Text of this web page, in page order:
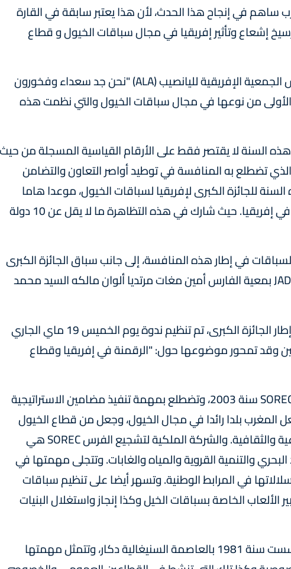
في إنجاح هذا الحدث، لأن هذا يعتبر سابقة في القارة
إشعاع وتأثير إفريقيا في مجال سباقات الخيول و قطاع
من جهته، قال السيد درامان كوليبالي، رئيس الجمعية الإفريقية لليانصيب (ALA) "نحن جد سعداء وفخورون
الأولى من نوعها في مجال سباقات الخيول والتي نظمت هذه
هذه السنة لا يقتصر فقط على الأرقام القياسية المسجلة من حيث
تضطلع به المنافسة في توطيد أواصر التعاون والتضامن
للجائزة الكبرى لإفريقيا لسباقات الخيول، موعدا هاما
بامتياز لالتقاء رواد ومحبي سباقات الخيول في إفريقيا. حيث شارك في هذه التظاهرة ما لا يقل عن 10 دولة
في إطار هذه المنافسة، إلى جانب سباق الجائزة الكبرى
لإفريقيا الرئيسي الذي فاز به فرس JAD GRINE بمعية الفارس أمين مغات مرتديا ألوان مالكه السيد محمد
وعلى هامش سباقات الخيل المنظمة في إطار الجائزة الكبرى، تم تنظيم ندوة يوم الخميس 19 ماي الجاري
وقد تمحور موضوعها حول: "الرقمنة في إفريقيا وقطاع
وتأسست الشركة الملكية لتشجيع الفرس SOREC سنة 2003، وتضطلع بمهمة تنفيذ مضامين الاستراتيجية
المغرب بلدا رائدا في مجال الخيول، وجعل من قطاع الخيول
قطاعا محركا للتنمية الاقتصادية والاجتماعية والثقافية. والشركة الملكية لتشجيع الفرس SOREC هي
والتنمية القروية والمياه والغابات. وتتجلى مهمتها في
في المرابط الوطنية. وتسهر أيضا على تنظيم سباقات
الألعاب الخاصة بسباقات الخيل وكذا إنجاز واستغلال البنيات
أما الجمعية الإفريقية لليانصيب (ALA) فتأسست سنة 1981 بالعاصمة السنيغالية دكار، وتتمثل مهمتها